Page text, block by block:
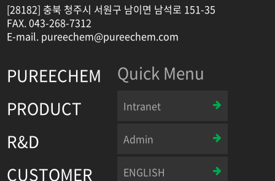
[28182] 충북 청주시 서원구 남이면 남석로 151-35
FAX. 043-268-7312
E-mail. pureechem@pureechem.com
PUREECHEM
PRODUCT
R&D
CUSTOMER
Quick Menu
Intranet
Admin
ENGLISH